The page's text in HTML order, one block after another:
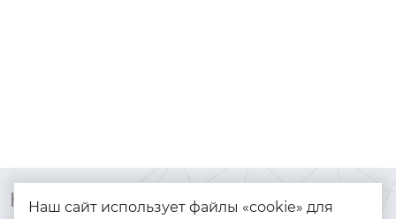
Контакты Каталог
Наш сайт использует файлы «cookie» для